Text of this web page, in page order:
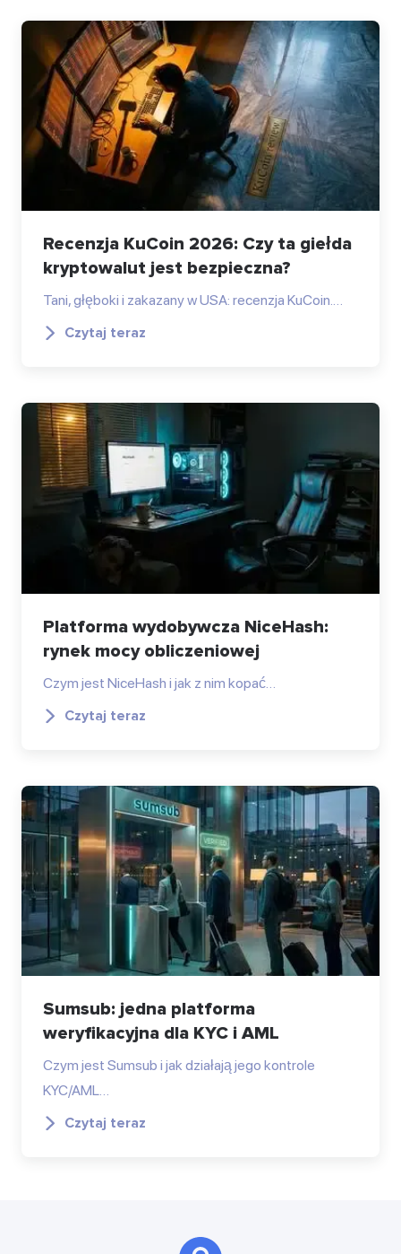
Recenzja KuCoin 2026: Czy ta giełda
kryptowalut jest bezpieczna?
Tani, głęboki i zakazany w USA: recenzja KuCoin.…
Czytaj teraz
Platforma wydobywcza NiceHash:
rynek mocy obliczeniowej
Czym jest NiceHash i jak z nim kopać…
Czytaj teraz
Sumsub: jedna platforma
weryfikacyjna dla KYC i AML
Czym jest Sumsub i jak działają jego kontrole
KYC/AML…
Czytaj teraz